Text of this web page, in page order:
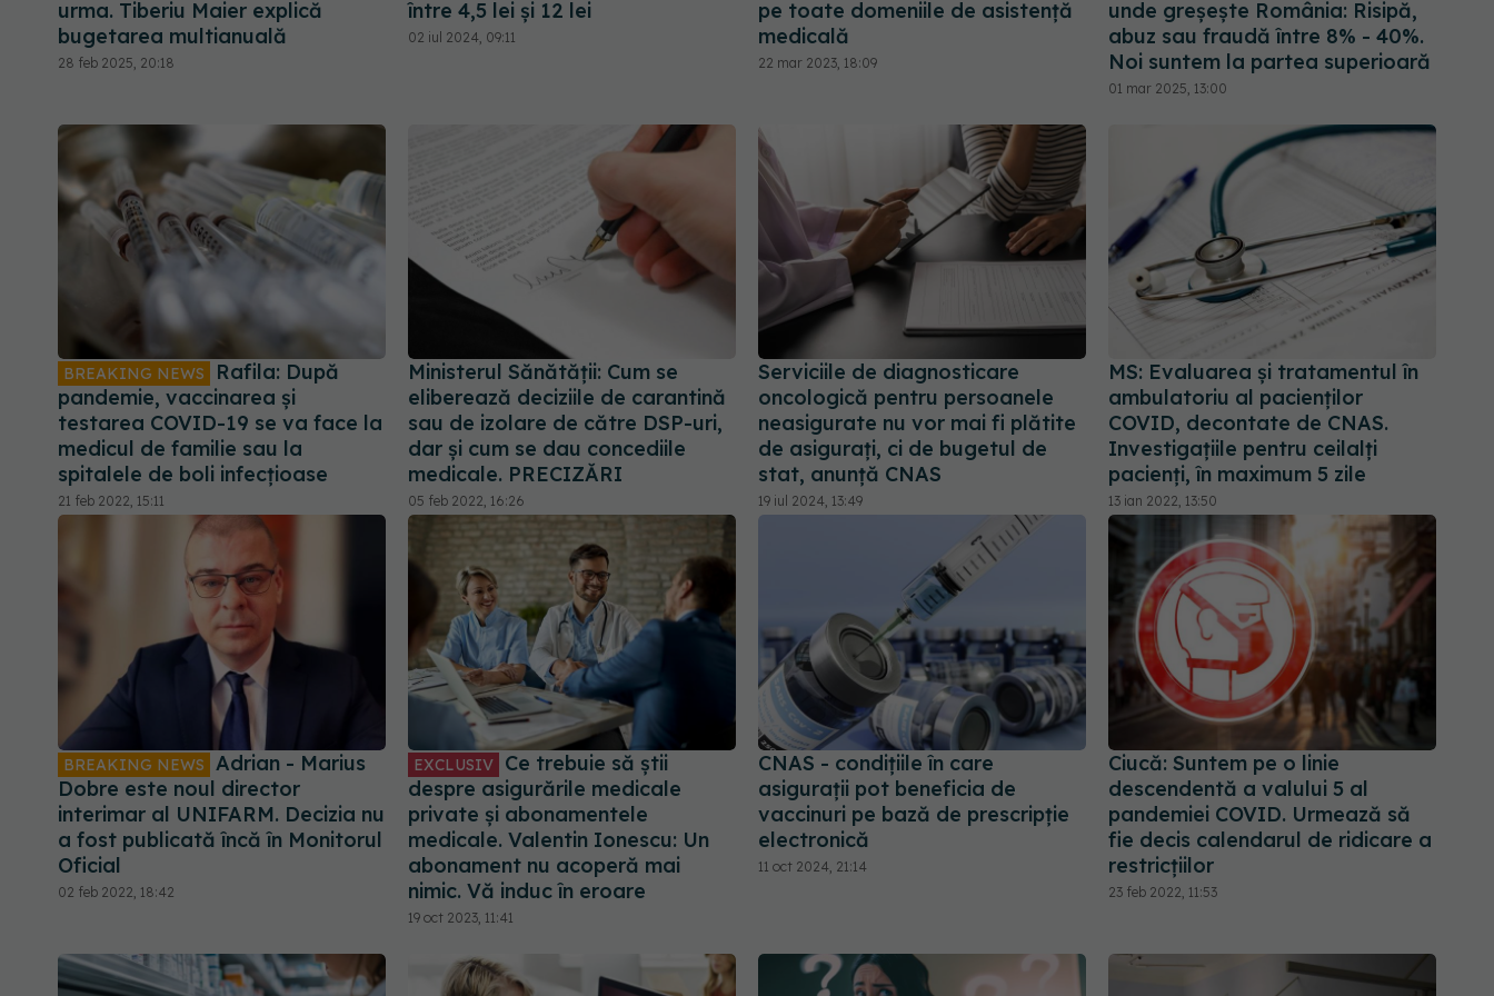
urma. Tiberiu Maier explică
bugetarea multianuală
28 feb 2025, 20:18
între 4,5 lei și 12 lei
02 iul 2024, 09:11
pe toate domeniile de asistenţă
medicală
22 mar 2023, 18:09
unde greșește România: Risipă,
abuz sau fraudă între 8% - 40%.
Noi suntem la partea superioară
01 mar 2025, 13:00
BREAKING NEWS
Rafila: După
pandemie, vaccinarea și
testarea COVID-19 se va face la
medicul de familie sau la
spitalele de boli infecțioase
21 feb 2022, 15:11
Ministerul Sănătății: Cum se
eliberează deciziile de carantină
sau de izolare de către DSP-uri,
dar și cum se dau concediile
medicale. PRECIZĂRI
05 feb 2022, 16:26
Serviciile de diagnosticare
oncologică pentru persoanele
neasigurate nu vor mai fi plătite
de asigurați, ci de bugetul de
stat, anunță CNAS
19 iul 2024, 13:49
MS: Evaluarea și tratamentul în
ambulatoriu al pacienților
COVID, decontate de CNAS.
Investigațiile pentru ceilalți
pacienți, în maximum 5 zile
13 ian 2022, 13:50
BREAKING NEWS
Adrian - Marius
Dobre este noul director
interimar al UNIFARM. Decizia nu
a fost publicată încă în Monitorul
Oficial
02 feb 2022, 18:42
EXCLUSIV
Ce trebuie să știi
despre asigurările medicale
private și abonamentele
medicale. Valentin Ionescu: Un
abonament nu acoperă mai
nimic. Vă induc în eroare
19 oct 2023, 11:41
CNAS - condițiile în care
asigurații pot beneficia de
vaccinuri pe bază de prescripție
electronică
11 oct 2024, 21:14
Ciucă: Suntem pe o linie
descendentă a valului 5 al
pandemiei COVID. Urmează să
fie decis calendarul de ridicare a
restricțiilor
23 feb 2022, 11:53